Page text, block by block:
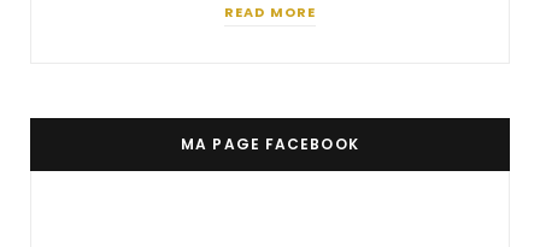
READ MORE
MA PAGE FACEBOOK